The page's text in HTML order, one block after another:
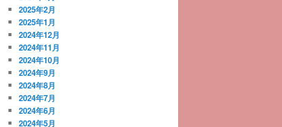
2025年2月
2025年1月
2024年12月
2024年11月
2024年10月
2024年9月
2024年8月
2024年7月
2024年6月
2024年5月